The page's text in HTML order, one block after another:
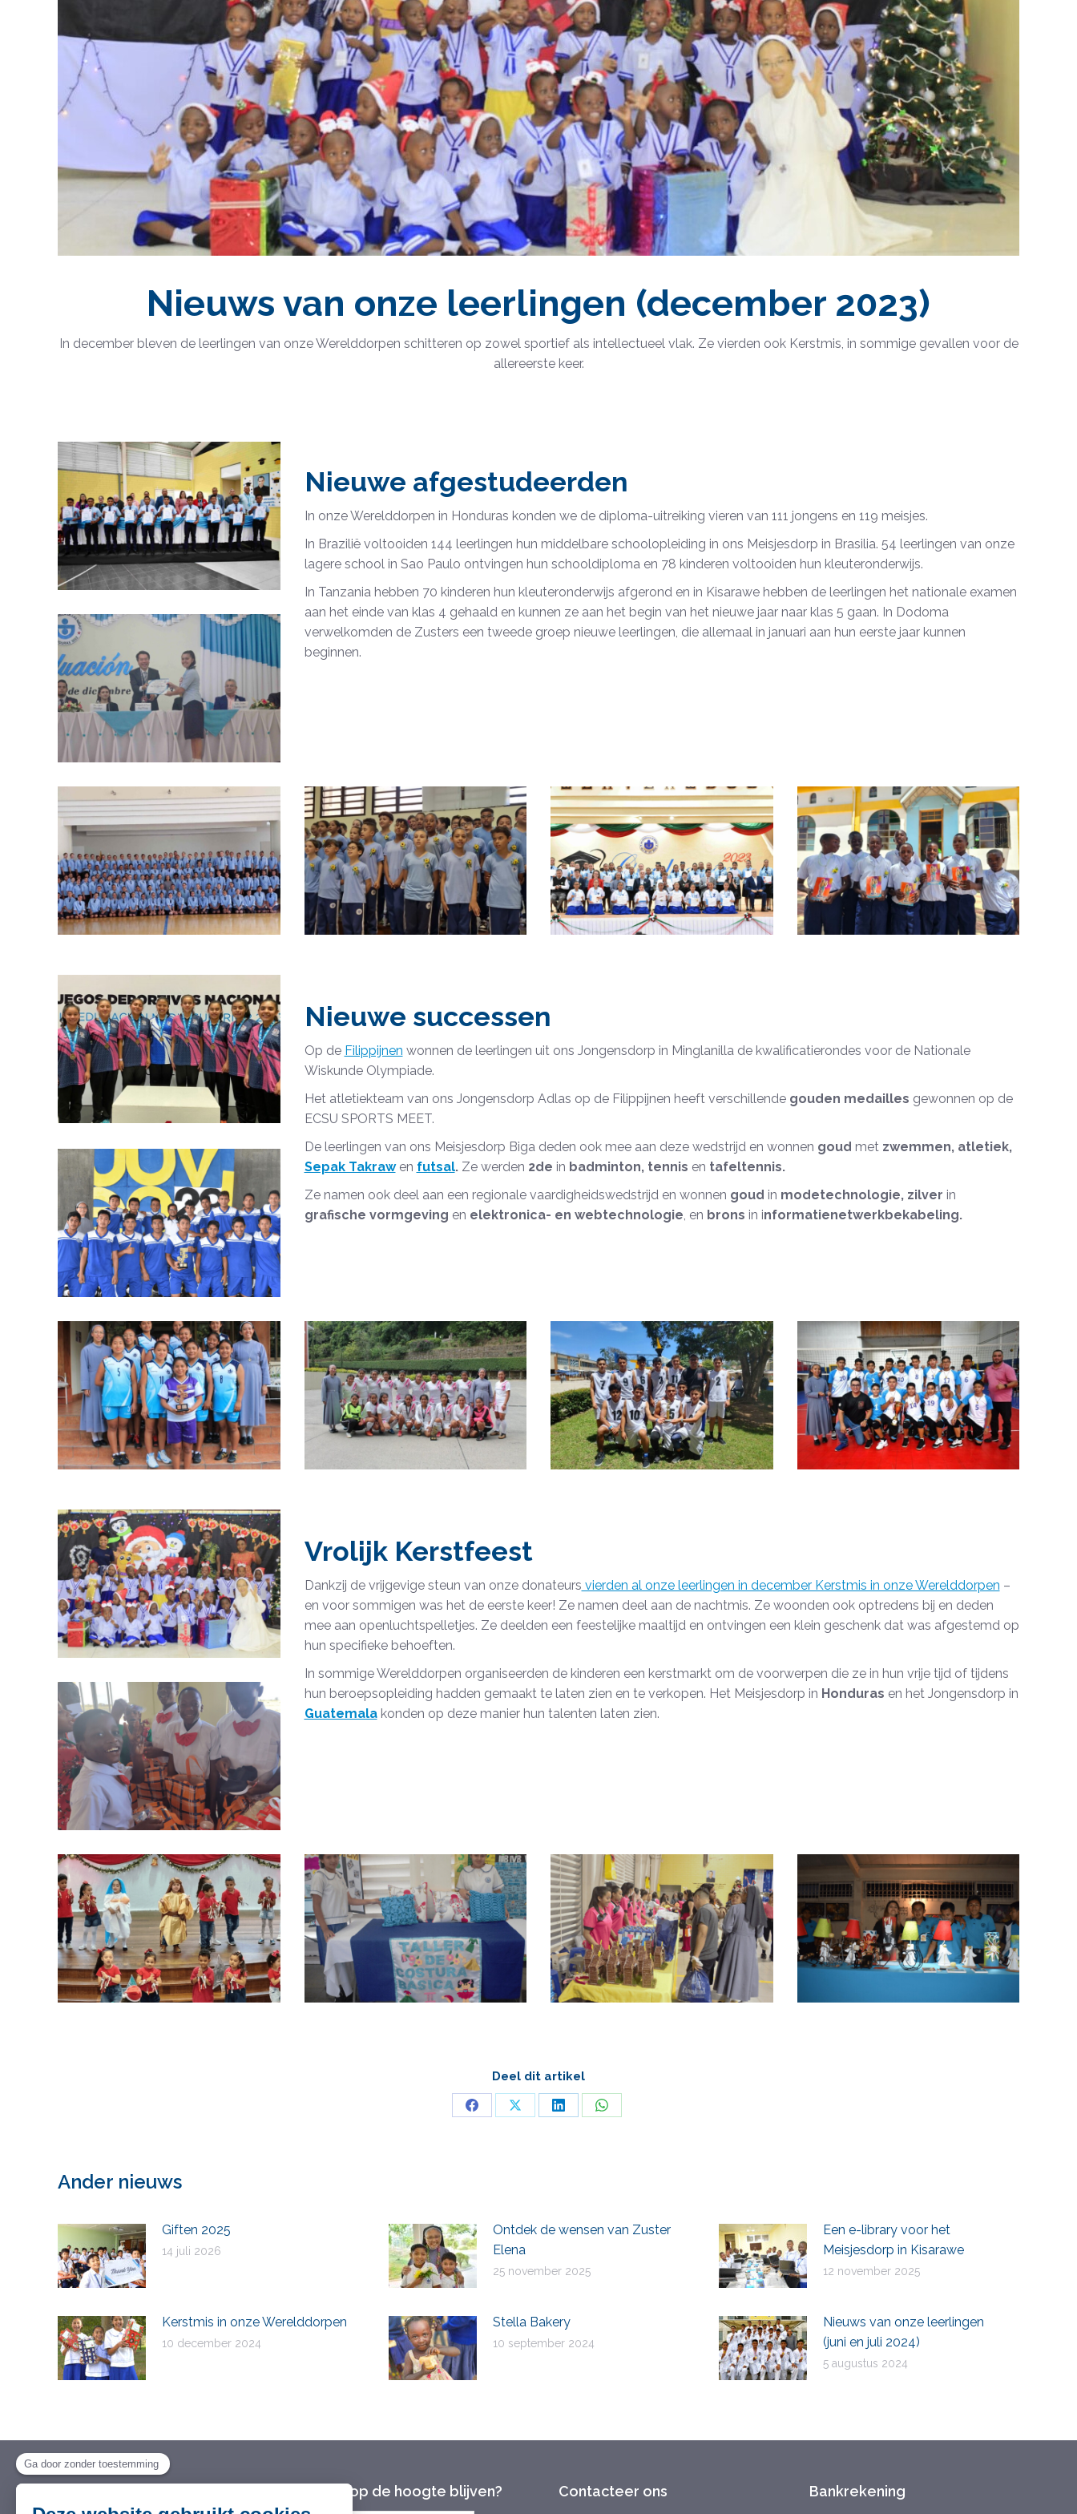
Nieuws van onze leerlingen (december 2023)
In december bleven de leerlingen van onze Werelddorpen schitteren op zowel sportief als intellectueel vlak. Ze vierden ook Kerstmis, in sommige gevallen voor de
allereerste keer.
Nieuwe afgestudeerden
In onze Werelddorpen in Honduras konden we de diploma-uitreiking vieren van 111 jongens en 119 meisjes.
In Brazilië voltooiden 144 leerlingen hun middelbare schoolopleiding in ons Meisjesdorp in Brasilia. 54 leerlingen van onze
lagere school in Sao Paulo ontvingen hun schooldiploma en 78 kinderen voltooiden hun kleuteronderwijs.
In Tanzania hebben 70 kinderen hun kleuteronderwijs afgerond en in Kisarawe hebben de leerlingen het nationale examen
aan het einde van klas 4 gehaald en kunnen ze aan het begin van het nieuwe jaar naar klas 5 gaan. In Dodoma
verwelkomden de Zusters een tweede groep nieuwe leerlingen, die allemaal in januari aan hun eerste jaar kunnen
beginnen.
Nieuwe successen
Op de Filippijnen wonnen de leerlingen uit ons Jongensdorp in Minglanilla de kwalificatierondes voor de Nationale
Wiskunde Olympiade.
Het atletiekteam van ons Jongensdorp Adlas op de Filippijnen heeft verschillende gouden medailles gewonnen op de
ECSU SPORTS MEET.
De leerlingen van ons Meisjesdorp Biga deden ook mee aan deze wedstrijd en wonnen goud met zwemmen, atletiek,
Sepak Takrawen futsal.Ze werden 2de in badminton, tennis en tafeltennis.
Ze namen ook deel aan een regionale vaardigheidswedstrijd en wonnen goud in modetechnologie, zilver in
grafische vormgeving en elektronica- en webtechnologie, en brons in informatienetwerkbekabeling.
Vrolijk Kerstfeest
Dankzij de vrijgevige steun van onze donateurs vierden al onze leerlingen in december Kerstmis in onze Werelddorpen –
en voor sommigen was het de eerste keer! Ze namen deel aan de nachtmis. Ze woonden ook optredens bij en deden
mee aan openluchtspelletjes. Ze deelden een feestelijke maaltijd en ontvingen een klein geschenk dat was afgestemd op
hun specifieke behoeften.
In sommige Werelddorpen organiseerden de kinderen een kerstmarkt om de voorwerpen die ze in hun vrije tijd of tijdens
hun beroepsopleiding hadden gemaakt te laten zien en te verkopen. Het Meisjesdorp in Honduras en het Jongensdorp in
Guatemalakonden op deze manier hun talenten laten zien.
Deel dit artikel
Deel
Deel
Deel
Deel
Ander nieuws
Giften 2025
14 juli 2026
Ontdek de wensen van Zuster
Elena
25 november 2025
Een e-library voor het
Meisjesdorp in Kisarawe
12 november 2025
Kerstmis in onze Werelddorpen
10 december 2024
Stella Bakery
10 september 2024
Nieuws van onze leerlingen
(juni en juli 2024)
5 augustus 2024
Wil je op de hoogte blijven? Contacteer ons Bankrekening